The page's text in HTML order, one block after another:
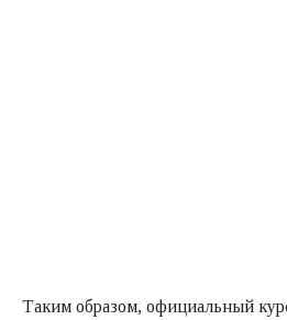
Таким образом, официальный